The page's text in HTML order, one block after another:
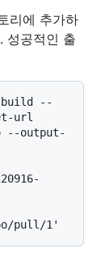
리에 추가하
성공적인 출
build --
url
--output-